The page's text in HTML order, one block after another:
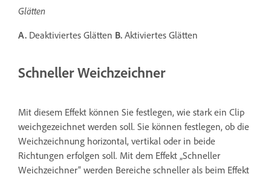
Glätten
A. Deaktiviertes Glätten B. Aktiviertes Glätten
Schneller Weichzeichner
Mit diesem Effekt können Sie festlegen, wie stark ein Clip
weichgezeichnet werden soll. Sie können festlegen, ob die
Weichzeichnung horizontal, vertikal oder in beide
Richtungen erfolgen soll. Mit dem Effekt „Schneller
Weichzeichner“ werden Bereiche schneller als beim Effekt